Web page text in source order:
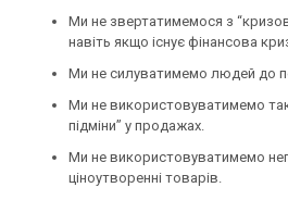
Ми не звертатимемося з
навіть якщо існує фінансова
Ми не силуватимемо людей до
Ми не використовуватимемо
підміни” у продажах.
Ми не використовуватимемо
ціноутворенні товарів.